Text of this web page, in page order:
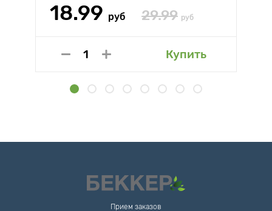
18.99 руб 29.99 руб
Купить
Прием заказов